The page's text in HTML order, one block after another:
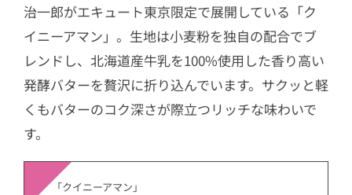
治一郎がエキュート東京限定で展開している「ク
イニーアマン」。生地は小麦粉を独自の配合でブ
レンドし、北海道産牛乳を100%使用した香り高い
発酵バターを贅沢に折り込んでいます。サクッと軽
くもバターのコク深さが際立つリッチな味わいで
す。
「クイニーアマン」